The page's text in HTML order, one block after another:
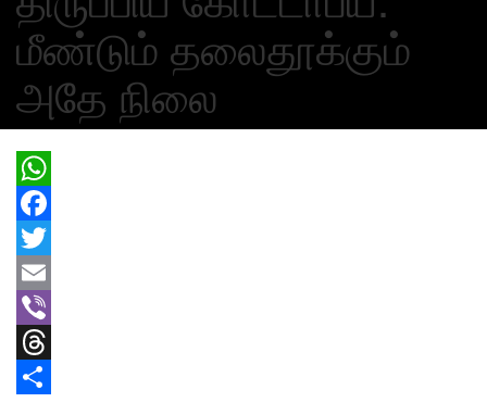
மீண்டும் தலைதூக்கும்
அதே நிலை
WhatsApp
Facebook
Twitter
Email
Viber
Threads